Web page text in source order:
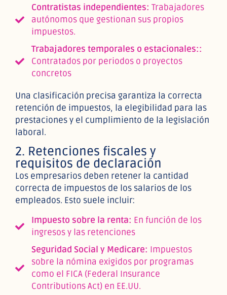
Contratistas independientes: Trabajadores
autónomos que gestionan sus propios
impuestos.
Trabajadores temporales o estacionales::
Contratados por periodos o proyectos
concretos
Una clasificación precisa garantiza la correcta
retención de impuestos, la elegibilidad para las
prestaciones y el cumplimiento de la legislación
laboral.
2. Retenciones fiscales y
requisitos de declaración
Los empresarios deben retener la cantidad
correcta de impuestos de los salarios de los
empleados. Esto suele incluir:
Impuesto sobre la renta: En función de los
ingresos y las retenciones
Seguridad Social y Medicare: Impuestos
sobre la nómina exigidos por programas
como el FICA (Federal Insurance
Contributions Act) en EE.UU.